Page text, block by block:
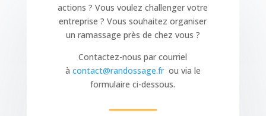
actions ? Vous voulez challenger votre
entreprise ? Vous souhaitez organiser
un ramassage près de chez vous ?
Contactez-nous par courriel
à contact@randossage.frou via le
formulaire ci-dessous.